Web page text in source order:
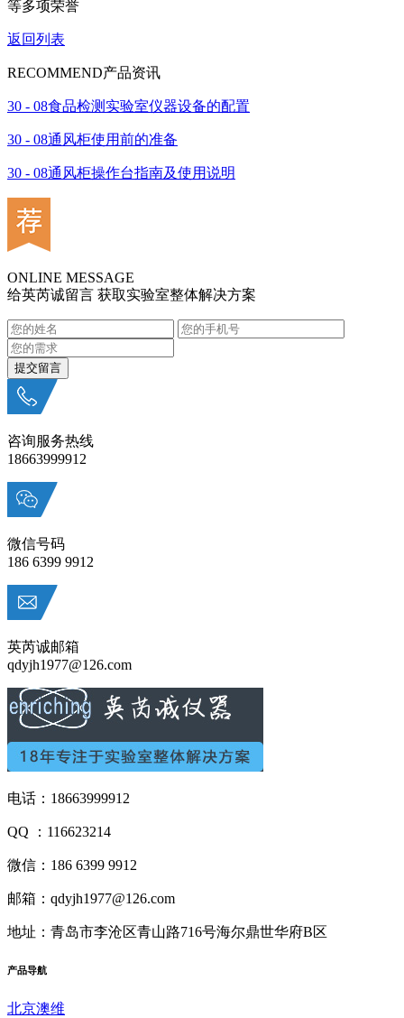
等多项荣誉
返回列表
RECOMMEND产品资讯
30 - 08食​品检测实验室仪器设备的配置
30 - 08通风柜使用前的准备
30 - 08通风柜操作台指南及使用说明
ONLINE MESSAGE
给英芮诚留言 获取实验室整体解决方案
咨询服务热线
18663999912
微信号码
186 6399 9912
英芮诚邮箱
qdyjh1977@126.com
电话：18663999912
QQ ：116623214
微信：186 6399 9912
邮箱：qdyjh1977@126.com
地址：青岛市李沧区青山路716号海尔鼎世华府B区
产品导航
北京澳维